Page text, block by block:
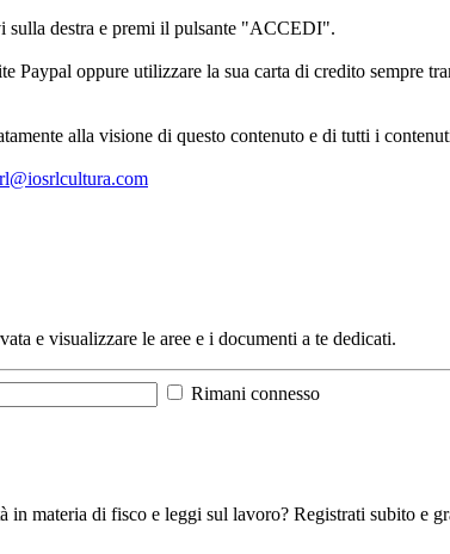
sulla destra e premi il pulsante "ACCEDI".
Paypal oppure utilizzare la sua carta di credito sempre
alla visione di questo contenuto e di tutti i
e visualizzare le aree e i documenti a te dedicati.
Rimani connesso
materia di fisco e leggi sul lavoro? Registrati subito e